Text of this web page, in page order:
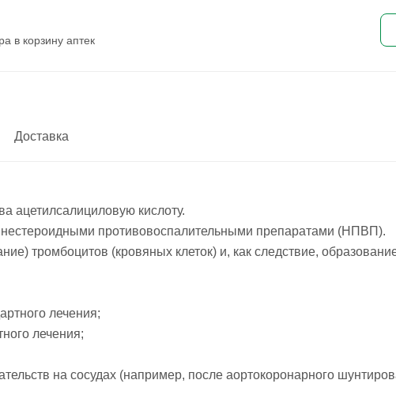
в корзину аптек
Доставка
ацетилсалициловую кислоту.
противовоспалительными препаратами (НПВП).
тромбоцитов (кровяных клеток) и, как следствие,
лечения;
лечения;
на сосудах (например, после аортокоронарного